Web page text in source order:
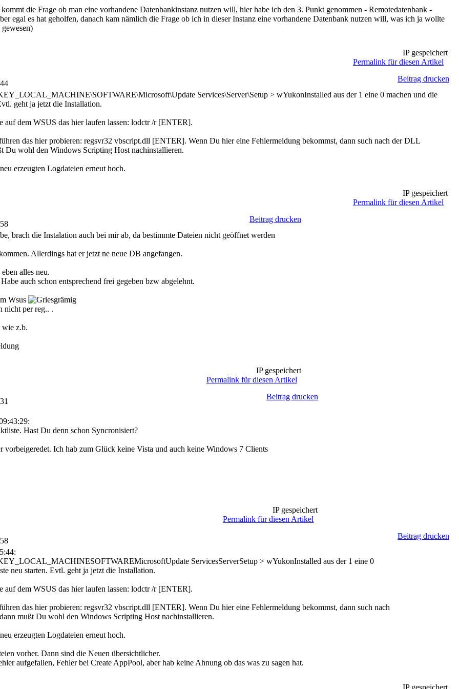
die Frage ob man eine vorhandene Datenbankinstanz nutzen will, hier habe ich den 3. Punkt genommen - Remotedatenbank -
egal es hat geholfen, danach kam nämlich die Frage ob ich in dieser Instanz eine vorhandene Datenbank nutzen will, was ich ja wollte
IP gespeichert
Permalink für diesen Artikel
Beitrag drucken
Services\Server\Setup > wYukonInstalled aus der 1 eine 0 machen und die
geht ja jetzt die Installation.
auf dem WSUS das hier laufen lassen: lodctr /r [ENTER].
das hier probieren: regsvr32 vbscript.dll [ENTER]. Wenn Du hier eine Fehlermeldung bekommst, dann such nach der DLL
Du wohl den Windows Scripting Host nachinstallieren.
erzeugten Logdateien erneut hoch.
IP gespeichert
Permalink für diesen Artikel
Beitrag drucken
brach die Instalation auch bei mir ab, da bestimmte Dateien nicht geöffnet werden
Allerdings hat er jetzt ne neue DB angefangen.
alles neu.
auch schon entsprechend frei gegeben bzw abgelehnt.
Wsus
nicht per reg.. .
wie z.b.
IP gespeichert
Permalink für diesen Artikel
Beitrag drucken
Hast Du denn schon Syncronisiert?
vorbeigeredet. Ich hab zum Glück keine Vista und auch keine Windows 7 Clients
IP gespeichert
Permalink für diesen Artikel
Beitrag drucken
ServicesServerSetup > wYukonInstalled aus der 1 eine 0
neu starten. Evtl. geht ja jetzt die Installation.
auf dem WSUS das hier laufen lassen: lodctr /r [ENTER].
das hier probieren: regsvr32 vbscript.dll [ENTER]. Wenn Du hier eine Fehlermeldung bekommst, dann such nach
mußt Du wohl den Windows Scripting Host nachinstallieren.
erzeugten Logdateien erneut hoch.
vorher. Dann sind die Neuen übersichtlicher.
aufgefallen, Fehler bei Create AppPool, aber hab keine Ahnung ob das was zu sagen hat.
IP gespeichert